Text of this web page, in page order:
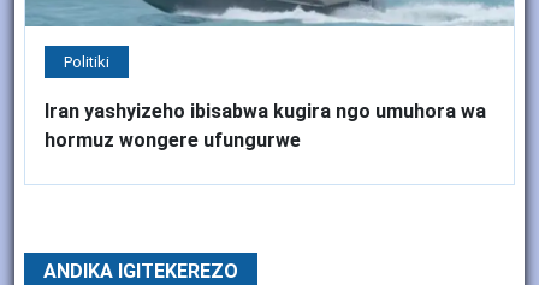
Politiki
Iran yashyizeho ibisabwa kugira ngo umuhora wa
hormuz wongere ufungurwe
ANDIKA IGITEKEREZO